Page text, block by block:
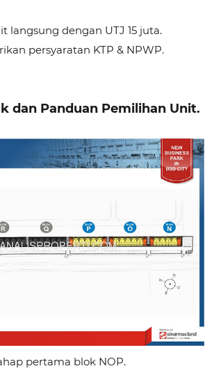
langsung dengan UTJ 15 juta.
persyaratan KTP & NPWP.
dan Panduan Pemilihan Unit.
pertama blok NOP.